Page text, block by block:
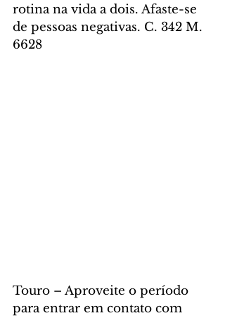
rotina na vida a dois. Afaste-se
de pessoas negativas. C. 342 M.
6628
Touro – Aproveite o período
para entrar em contato com